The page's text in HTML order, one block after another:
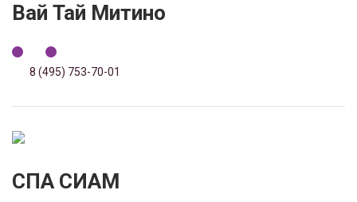
Вай Тай Митино
8 (495) 753-70-01
СПА СИАМ